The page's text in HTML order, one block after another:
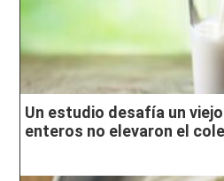
Un estudio desafía un
enteros no elevaron el